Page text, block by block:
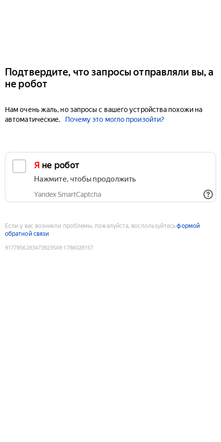
Подтвердите, что запросы отправляли вы, а
не робот
Нам очень жаль, но запросы с вашего устройства похожи на
автоматические.
Почему это могло произойти?
Я не робот
Нажмите, чтобы продолжить
Yandex SmartCaptcha
Если у вас возникли проблемы, пожалуйста, воспользуйтесьформой
обратной связи
9177856283473923549:1786028157